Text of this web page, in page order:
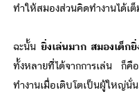
ทำให้สมองส่วนคิดทำงานได้เ
ฉะนั้น ยิ่งเล่นมาก สมองเด็ก
ทั้งหลายที่ได้จากการเล่น ก็คื
ทำงานเมื่อเติบโตเป็นผู้ใหญ่นั่น